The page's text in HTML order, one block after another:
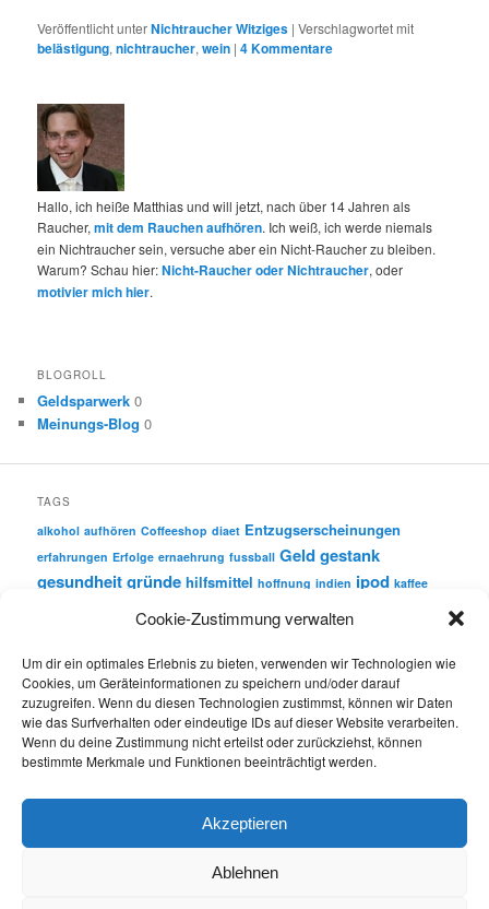
Cookie-Zustimmung verwalten
Um dir ein optimales Erlebnis zu bieten, verwenden wir Technologien wie
Cookies, um Geräteinformationen zu speichern und/oder darauf
zuzugreifen. Wenn du diesen Technologien zustimmst, können wir Daten
wie das Surfverhalten oder eindeutige IDs auf dieser Website verarbeiten.
Wenn du deine Zustimmung nicht erteilst oder zurückziehst, können
bestimmte Merkmale und Funktionen beeinträchtigt werden.
Akzeptieren
Ablehnen
Veröffentlicht unterNichtraucher Witziges |Verschlagwortet mit
belästigung,nichtraucher,wein |4Kommentare
Hallo, ich heiße Matthias und will jetzt, nach über 14 Jahren als
Raucher,mit dem Rauchen aufhören. Ich weiß, ich werde niemals
ein Nichtraucher sein, versuche aber ein Nicht-Raucher zu bleiben.
Warum? Schau hier:Nicht-Raucher oder Nichtraucher, oder
motivier mich hier.
BLOGROLL
Geldsparwerk 0
Meinungs-Blog 0
TAGS
alkohol aufhören Coffeeshop diaet Entzugserscheinungen
erfahrungen Erfolge ernaehrung fussball Geldgestank
gesundheitgründe hilfsmittel hoffnung indien ipod kaffee
motivationnichtrauchen
rauchen rauchfrei Rauchpausen Rauchsituationen
rauchverbot rueckfallschmachtsparen sport
sucht wasser
zigaretten